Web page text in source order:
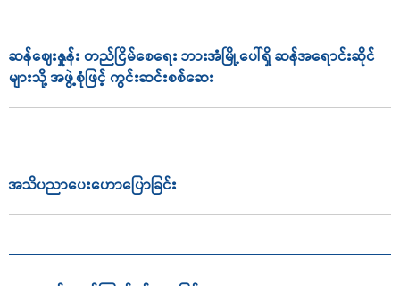
ဆန်ဈေးနှုူန်း တည်ငြိမ်စေရေး ဘားအံမြို့ပေါ်ရှိ ဆန်အရောင်းဆိုင်
များသို့ အဖွဲ့စုံဖြင့် ကွင်းဆင်းစစ်ဆေး
အသိပညာ‌ပေး‌ဟောပြောခြင်း